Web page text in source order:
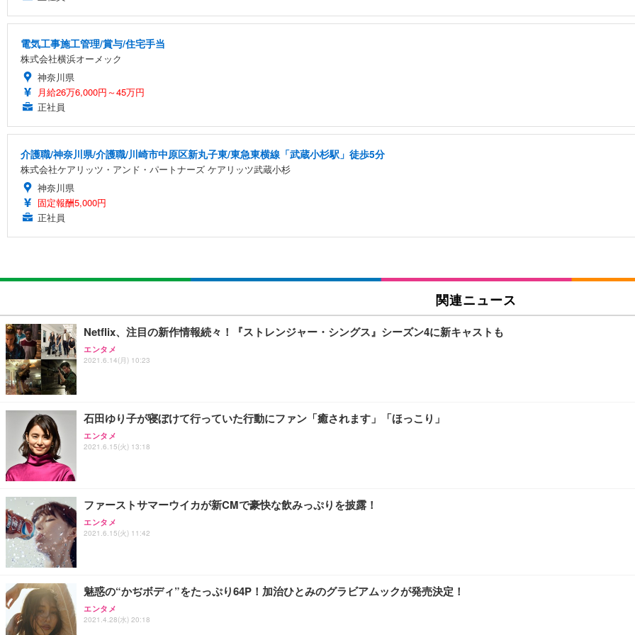
電気工事施工管理/賞与/住宅手当
株式会社横浜オーメック
神奈川県
月給26万6,000円～45万円
正社員
介護職/神奈川県/介護職/川崎市中原区新丸子東/東急東横線「武蔵小杉駅」徒歩5分
株式会社ケアリッツ・アンド・パートナーズ ケアリッツ武蔵小杉
神奈川県
固定報酬5,000円
正社員
関連ニュース
Netflix、注目の新作情報続々！『ストレンジャー・シングス』シーズン4に新キャストも
エンタメ
2021.6.14(月) 10:23
石田ゆり子が寝ぼけて行っていた行動にファン「癒されます」「ほっこり」
エンタメ
2021.6.15(火) 13:18
ファーストサマーウイカが新CMで豪快な飲みっぷりを披露！
エンタメ
2021.6.15(火) 11:42
魅惑の“かぢボディ”をたっぷり64P！加治ひとみのグラビアムックが発売決定！
エンタメ
2021.4.28(水) 20:18